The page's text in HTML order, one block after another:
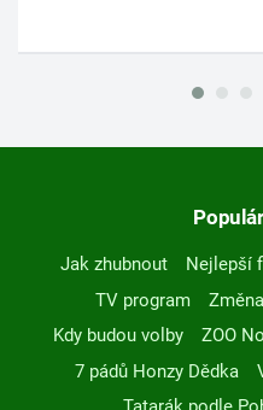
Jak zhubnout Nejlepší
TV program
Kdy budou volby
ZOO
7 pádů Honzy Dědka